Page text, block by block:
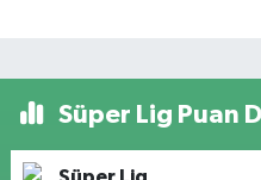
Süper Lig Puan